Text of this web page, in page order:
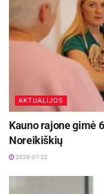
donorų.
Higienos instituto
AKTUALIJOS
Kauno rajone gimė
Noreikiškių
2026-07-22